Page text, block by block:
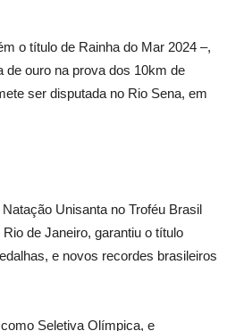
o título de Rainha do Mar 2024 –,
de ouro na prova dos 10km de
ser disputada no Rio Sena, em
Unisanta no Troféu Brasil
de Janeiro, garantiu o título
e novos recordes brasileiros
Seletiva Olímpica, e